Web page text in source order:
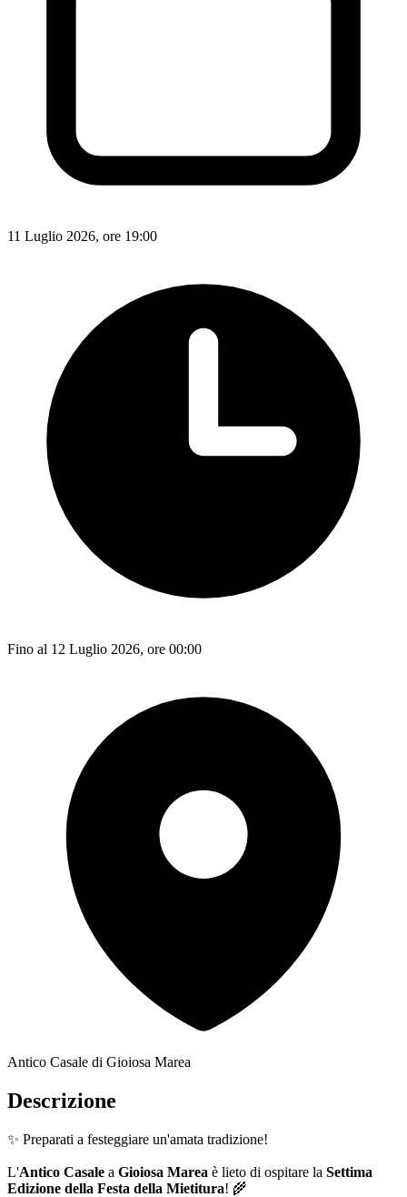
11 Luglio 2026, ore 19:00
Fino al 12 Luglio 2026, ore 00:00
Antico Casale di Gioiosa Marea
Descrizione
✨ Preparati a festeggiare un'amata tradizione!
L'Antico Casale a Gioiosa Marea è lieto di ospitare la Settima
Edizione della Festa della Mietitura! 🌾